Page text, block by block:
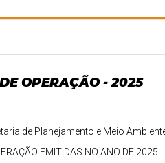
OPERAÇÃO - 2025
de Planejamento e Meio
EMITIDAS NO ANO DE 2025